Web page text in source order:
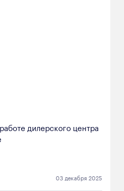
дилерского центра
03 декабря 2025